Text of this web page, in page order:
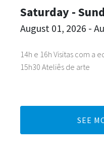
14h e 16h Visitas com a
15h30 Ateliês de arte
Saturday -
August 01, 2026 -
SEE